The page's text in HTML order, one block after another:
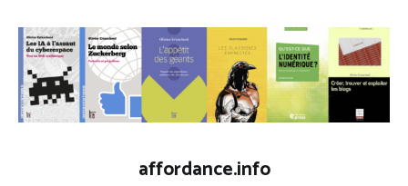
contenu
affordance.info